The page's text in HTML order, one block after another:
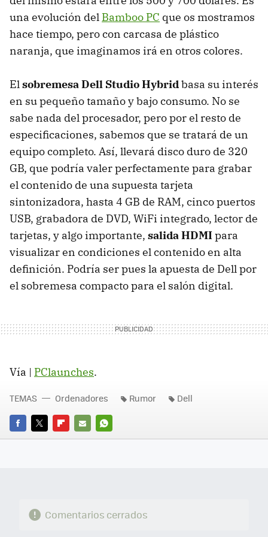
una evolución del Bamboo PC que os mostramos
hace tiempo, pero con carcasa de plástico
naranja, que imaginamos irá en otros colores.
Elsobremesa Dell Studio Hybridbasa su interés
en su pequeño tamaño y bajo consumo. No se
sabe nada del procesador, pero por el resto de
especificaciones, sabemos que se tratará de un
equipo completo. Así, llevará disco duro de 320
GB, que podría valer perfectamente para grabar
el contenido de una supuesta tarjeta
sintonizadora, hasta 4 GB de RAM, cinco puertos
USB, grabadora de DVD, WiFi integrado, lector de
tarjetas, y algo importante, salida HDMIpara
visualizar en condiciones el contenido en alta
definición. Podría ser pues la apuesta de Dell por
el sobremesa compacto para el salón digital.
Vía | PClaunches.
FACEBOOK
TWITTERFLIPBOARD
E-
WHATSAPP
TEMAS Ordenadores Rumor Dell
Comentarios cerrados